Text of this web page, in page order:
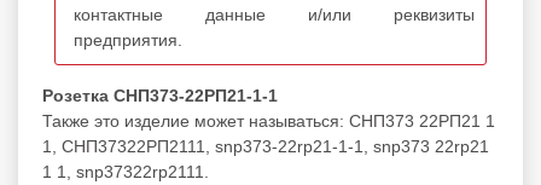
контактные данные и/или реквизиты
предприятия.
Розетка СНП373-22РП21-1-1
Также это изделие может называться: СНП373 22РП21 1
1, СНП37322РП2111, snp373-22rp21-1-1, snp373 22rp21
1 1, snp37322rp2111.